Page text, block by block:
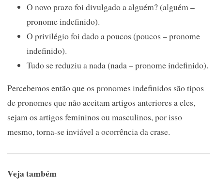
O novo prazo foi divulgado a alguém? (alguém –
pronome indefinido).
O privilégio foi dado a poucos (poucos – pronome
indefinido).
Tudo se reduziu a nada (nada – pronome indefinido).
Percebemos então que os pronomes indefinidos são tipos
de pronomes que não aceitam artigos anteriores a eles,
sejam os artigos femininos ou masculinos, por isso
mesmo, torna-se inviável a ocorrência da crase.
Veja também